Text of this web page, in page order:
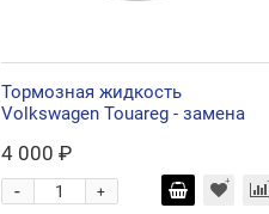
Тормозная жидкость
Volkswagen Touareg - замена
4 000 ₽
+
-